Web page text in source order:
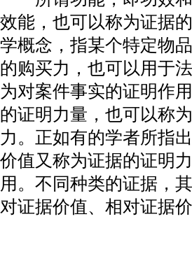
效能，也可以称为证据
学概念，指某个特定物
的购买力，也可以用于
为对案件事实的证明作
的证明力量，也可以称
力。正如有的学者所指
价值又称为证据的证明
用。不同种类的证据，
对证据价值、相对证据